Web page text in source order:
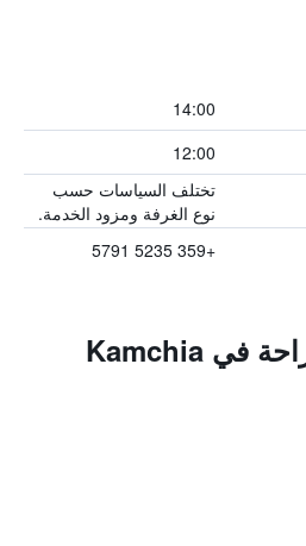
14:00
12:00
تختلف السياسات حسب
نوع الغرفة ومزود الخدمة.
+359 5235 5791
المزايا ووسائل الراحة في Kamchia